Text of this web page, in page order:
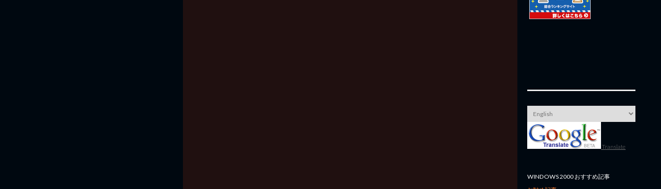
Translate
WINDOWS 2000 おすすめ記事